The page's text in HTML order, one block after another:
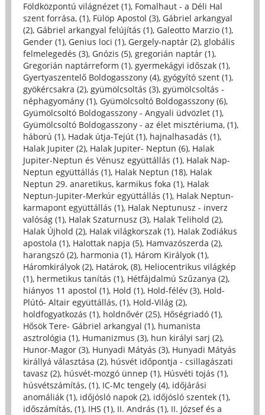
Földközpontú világnézet (1), Fomalhaut - a Déli Hal
szent forrása, (1), Fülöp Apostol (3), Gábriel arkangyal
(2), Gábriel arkangyal felújítás (1), Galeotto Marzio (1),
Gender (1), Genius loci (1), Gergely-naptár (2), globális
felmelegedés (3), Gnózis (5), gregorián naptár (1),
Gregorián naptárreform (1), gyermekágyi időszak (1),
Gyertyaszentelő Boldogasszony (4), gyógyító szent (1),
gyökércsakra (2), gyümölcsoltás (3), gyümölcsoltás -
néphagyomány (1), Gyümölcsoltó Boldogasszony (6),
Gyümölcsoltó Boldogasszony - Angyali üdvözlet (1),
Gyümölcsoltó Boldogasszony - az élet misztériuma, (1),
háború (1), Hadak útja-Tejút (1), hajnalhasadás (1),
Halak Jupiter (2), Halak Jupiter- Neptun (6), Halak
Jupiter-Neptun és Vénusz együttállás (1), Halak Nap-
Neptun együttállás (1), Halak Neptun (18), Halak
Neptun 29. anaretikus, karmikus foka (1), Halak
Neptun-Jupiter-Merkúr együttállás (1), Halak Neptun-
karmapont együttállás (1), Halak Neptunusz - inverz
valóság (1), Halak Szaturnusz (3), Halak Telihold (2),
Halak Újhold (2), Halak világkorszak (1), Halak Zodiákus
apostola (1), Halottak napja (5), Hamvazószerda (2),
harangszó (2), harmonia (1), Három Királyok (1),
Háromkirályok (2), Határok, (8), Heliocentrikus világkép
(1), hermetikus tanítás (1), Hétfájdalmú Szűzanya (2),
hiányos 11 apostol (1), Hold (1), Hold-félév (3), Hold-
Plútó- Altair együttállás, (1), Hold-Világ (2),
holdfogyatkozás (1), holdnővér (25), Hőségriadó (1),
Hősök Tere- Gábriel arkangyal (1), humanista
asztrológia (1), Humanizmus (3), hun királyi sarj (2),
Hunor-Magor (3), Hunyadi Mátyás (3), Hunyadi Mátyás
királlyá választása (2), húsvét időpontja - csillagászati
tavasz (2), húsvét-mozgó ünnep (1), Húsvéti tojás (1),
húsvétszámítás, (1), IC-Mc tengely (4), időjárási
anomáliák (1), időjósló napok (2), időjósló szentek (1),
időszámítás, (1), IHS (1), II. András (1), II. József és a